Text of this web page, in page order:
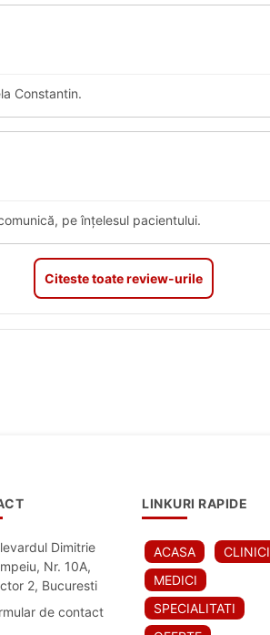
Constantin.
pe înțelesul pacientului.
Citeste toate review-urile
Dimitrie
Nr. 10A,
2, Bucuresti
de contact
LINKURI RAPIDE
ACASA
CLINICI
MEDICI
SPECIALITATI